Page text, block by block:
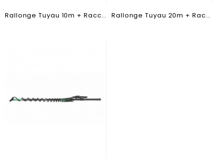
Rallonge Tuyau 10m + Raccord pour Pulvérisateur Electrique Rallonge Tuyau 20m + Raccord pour Pulvérisateur Electrique